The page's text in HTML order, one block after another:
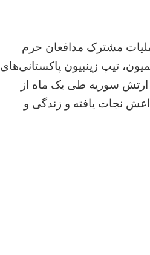
مشترک مدافعان حرم
تیپ زینبیون پاکستانی‌های
ارتش سوریه طی یک ماه از
و داعش نجات یافته و زندگی و